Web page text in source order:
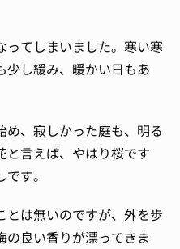
てしまいました。寒い寒
少し緩み、暖かい日もあ
、寂しかった庭も、明る
と言えば、やはり桜です
す。
とは無いのですが、外を歩
の良い香りが漂ってきま